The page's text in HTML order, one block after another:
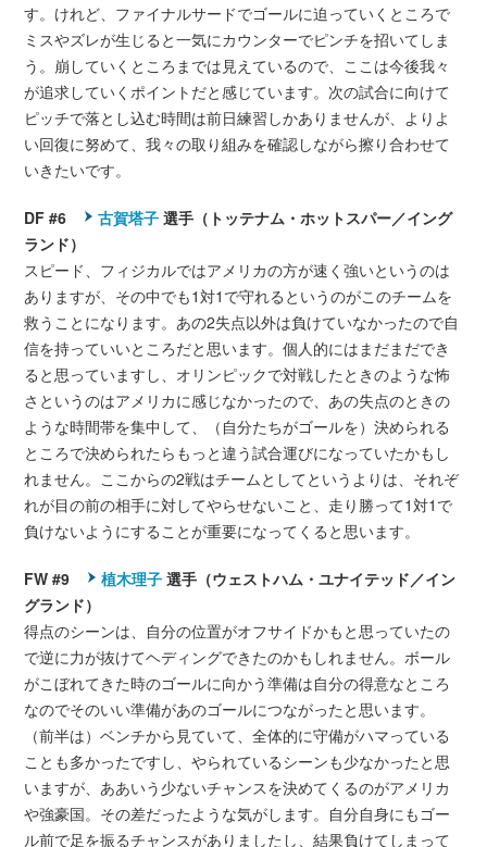
す。けれど、ファイナルサードでゴールに迫っていくところで
ミスやズレが生じると一気にカウンターでピンチを招いてしま
う。崩していくところまでは見えているので、ここは今後我々
が追求していくポイントだと感じています。次の試合に向けて
ピッチで落とし込む時間は前日練習しかありませんが、よりよ
い回復に努めて、我々の取り組みを確認しながら擦り合わせて
いきたいです。
DF #6 古賀塔子 選手（トッテナム・ホットスパー／イング
ランド）
スピード、フィジカルではアメリカの方が速く強いというのは
ありますが、その中でも1対1で守れるというのがこのチームを
救うことになります。あの2失点以外は負けていなかったので自
信を持っていいところだと思います。個人的にはまだまだでき
ると思っていますし、オリンピックで対戦したときのような怖
さというのはアメリカに感じなかったので、あの失点のときの
ような時間帯を集中して、（自分たちがゴールを）決められる
ところで決められたらもっと違う試合運びになっていたかもし
れません。ここからの2戦はチームとしてというよりは、それぞ
れが目の前の相手に対してやらせないこと、走り勝って1対1で
負けないようにすることが重要になってくると思います。
FW #9 植木理子 選手（ウェストハム・ユナイテッド／イン
グランド）
得点のシーンは、自分の位置がオフサイドかもと思っていたの
で逆に力が抜けてヘディングできたのかもしれません。ボール
がこぼれてきた時のゴールに向かう準備は自分の得意なところ
なのでそのいい準備があのゴールにつながったと思います。
（前半は）ベンチから見ていて、全体的に守備がハマっている
ことも多かったですし、やられているシーンも少なかったと思
いますが、ああいう少ないチャンスを決めてくるのがアメリカ
や強豪国。その差だったような気がします。自分自身にもゴー
ル前で足を振るチャンスがありましたし、結果負けてしまって